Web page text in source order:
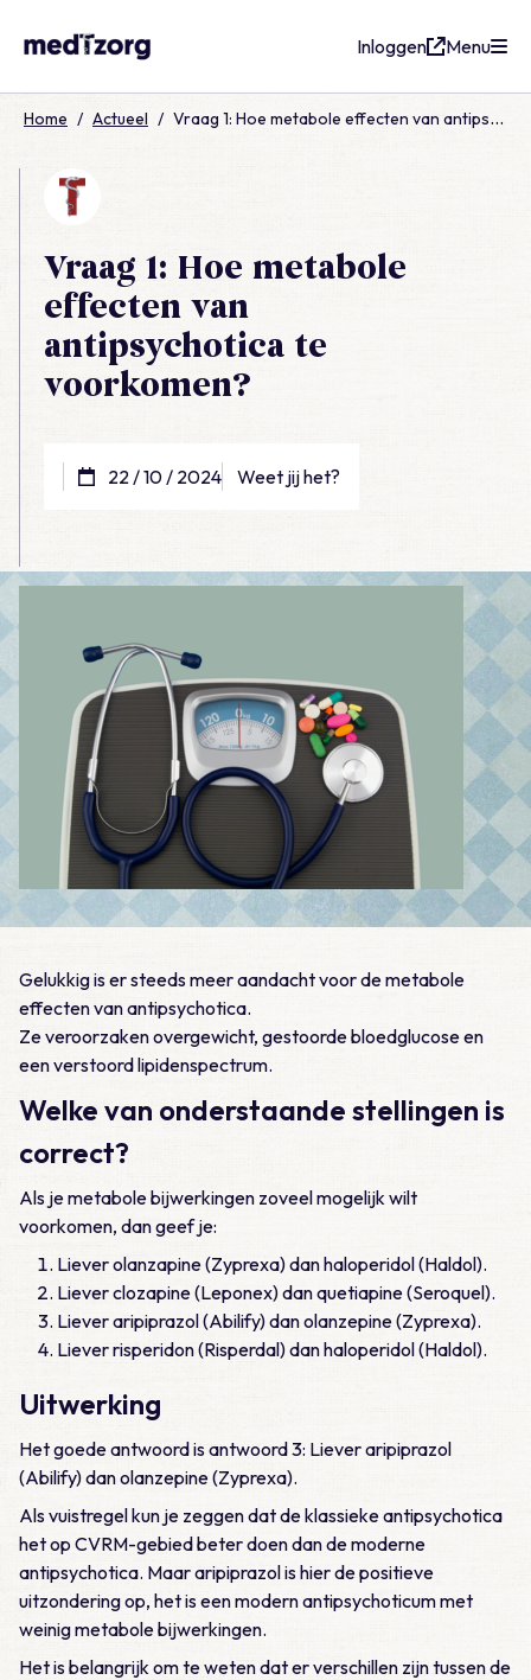
Inloggen Menu
Home / Actueel / Vraag 1: Hoe metabole effecten van antipsychotica te voorkomen?
Vraag 1: Hoe metabole
effecten van
antipsychotica te
voorkomen?
22 / 10 / 2024 Weet jij het?
Gelukkig is er steeds meer aandacht voor de metabole
effecten van antipsychotica.
Ze veroorzaken overgewicht, gestoorde bloedglucose en
een verstoord lipidenspectrum.
Welke van onderstaande stellingen is
correct?
Als je metabole bijwerkingen zoveel mogelijk wilt
voorkomen, dan geef je:
Liever olanzapine (Zyprexa) dan haloperidol (Haldol).
Liever clozapine (Leponex) dan quetiapine (Seroquel).
Liever aripiprazol (Abilify) dan olanzepine (Zyprexa).
Liever risperidon (Risperdal) dan haloperidol (Haldol).
Uitwerking
Het goede antwoord is antwoord 3: Liever aripiprazol
(Abilify) dan olanzepine (Zyprexa).
Als vuistregel kun je zeggen dat de klassieke antipsychotica
het op CVRM-gebied beter doen dan de moderne
antipsychotica. Maar aripiprazol is hier de positieve
uitzondering op, het is een modern antipsychoticum met
weinig metabole bijwerkingen.
Het is belangrijk om te weten dat er verschillen zijn tussen de